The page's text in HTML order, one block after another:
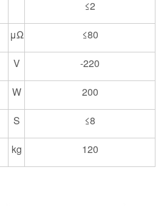
≤2
μΩ ≤80
V -220
W 200
S ≤8
kg 120